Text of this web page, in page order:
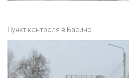
Пункт контроля в Васино